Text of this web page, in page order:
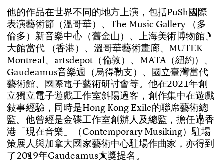
他的作品在世界不同的地方上演 ， 包括PuSh國際
表演藝術節 （溫哥華） 、 The Music Gallery （多
倫多 ） 新音樂中心 （舊金山 ） 、 上海美術博物館、
大館當代 （香港） 、 溫哥華藝術畫廊、 MUTEK
Montreal、 artsdepot （倫敦） 、 MATA （紐約） 、
Gaudeamus音樂週 （烏得勒支） 、 國立臺灣當代
藝術館、 國際電子藝術研討會等。 他在2021年創
立獨立電子遊戲工作室斜陽過客 ， 創作集中在遊戲
敍事經驗 ， 同時是Hong Kong Exile的聯席藝術總
監。 他曾經是金碟工作室創辦人及總監 ， 擔任過香
港 「現在音樂 」 （Contemporary Musiking）駐場
策展人與加拿大國家藝術中心駐場作曲家 ， 亦得到
了2019年Gaudeamus大獎提名 。